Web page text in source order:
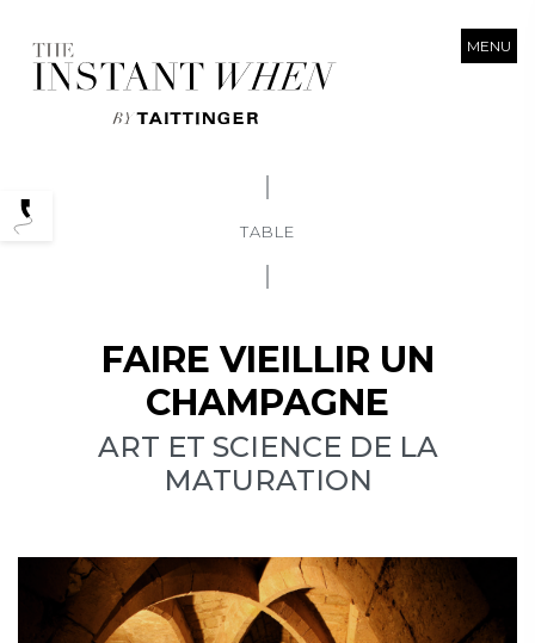
MENU
TABLE
FAIRE VIEILLIR UN
CHAMPAGNE
ART ET SCIENCE DE LA
MATURATION